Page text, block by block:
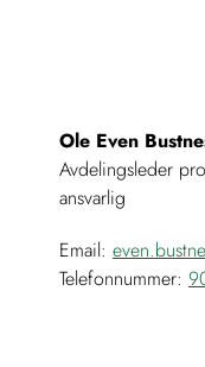
Ole Even
Avdelingsleder
ansvarlig
Email:
Telefonnummer: